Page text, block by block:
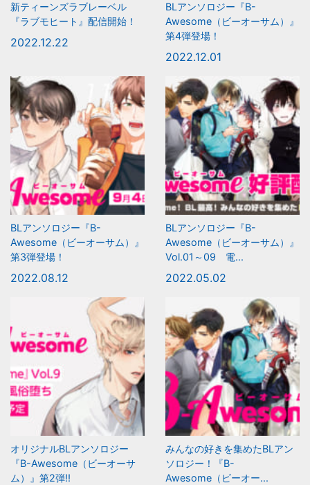
新ティーンズラブレーベル
『ラブモヒート』配信開始！
2022.12.22
BLアンソロジー『B-
Awesome（ビーオーサム）』
第4弾登場！
2022.12.01
BLアンソロジー『B-
Awesome（ビーオーサム）』
第3弾登場！
2022.08.12
BLアンソロジー『B-
Awesome（ビーオーサム）』
Vol.01～09 電...
2022.05.02
オリジナルBLアンソロジー
『B-Awesome（ビーオーサ
ム）』第2弾!!
みんなの好きを集めたBLアン
ソロジー！『B-
Awesome（ビーオー...